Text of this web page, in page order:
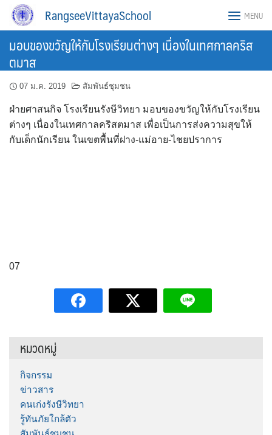
Skip
RangseeVittayaSchool MENU
มอบของขวัญให้กับโรงเรียนต่างๆ เนื่องในเทศกาลคริส
ตมาส
07 ม.ค. 2019 สัมพันธ์ชุมชน
ฝ่ายศาสนกิจ โรงเรียนรังษีวิทยา มอบของขวัญให้กับโรงเรียน
ต่างๆ เนื่องในเทศกาลคริสตมาส เพื่อเป็นการส่งความสุขให้
กับเด็กนักเรียน ในเขตพื้นที่ฝาง-แม่อาย-ไชยปราการ
07
หมวดหมู่
กิจกรรม
ข่าวสาร
คนเก่งรังษีวิทยา
รู้ทันภัยใกล้ตัว